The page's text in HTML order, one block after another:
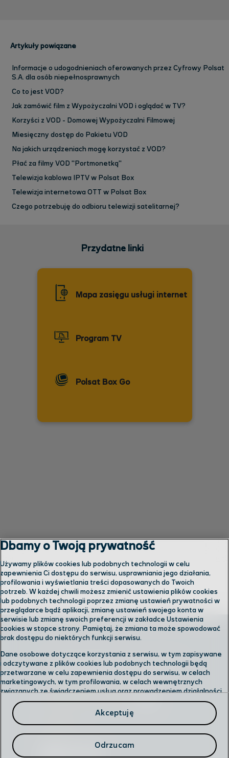
Artykuły powiązane
Informacje o udogodnieniach oferowanych przez Cyfrowy Polsat
S.A. dla osób niepełnosprawnych
Co to jest VOD?
Jak zamówić film z Wypożyczalni VOD i oglądać w TV?
Korzyści z VOD - Domowej Wypożyczalni Filmowej
Miesięczny dostęp do Pakietu VOD
Na jakich urządzeniach mogę korzystać z VOD?
Płać za filmy VOD "Portmonetką"
Telewizja kablowa IPTV w Polsat Box
Telewizja internetowa OTT w Polsat Box
Czego potrzebuję do odbioru telewizji satelitarnej?
Przydatne linki
Mapa zasięgu usługi internet
Program TV
Polsat Box Go
Skontaktuj się z nami
Odwiedź nas w salonie
Infolinia
Dbamy o Twoją prywatność
Używamy plików cookies lub podobnych technologii w celu
zapewnienia Ci dostępu do serwisu, usprawniania jego działania,
profilowania i wyświetlania treści dopasowanych do Twoich
potrzeb. W każdej chwili możesz zmienić ustawienia plików cookies
lub podobnych technologii poprzez zmianę ustawień prywatności w
przeglądarce bądź aplikacji, zmianę ustawień swojego konta w
serwisie lub zmianę swoich preferencji w zakładce Ustawienia
cookies w stopce strony. Pamiętaj, że zmiana ta może spowodować
brak dostępu do niektórych funkcji serwisu.
Dane osobowe dotyczące korzystania z serwisu, w tym zapisywane
i odczytywane z plików cookies lub podobnych technologii będą
przetwarzane w celu zapewnienia dostępu do serwisu, w celach
marketingowych, w tym profilowania, w celach wewnętrznych
związanych ze świadczeniem usług oraz prowadzeniem działalności
gospodarczej, w tym dowodowych, analitycznych i statystycznych,
wykrywania i eliminowania nadużyć oraz w celu wykonywania
obowiązków wynikających z przepisów prawa. Administratorem
Twoich danych jestCyfrowy Polsat S.A.
Przysługuje Ci prawo do dostępu do danych, ich usunięcia,
ograniczenia przetwarzania, przenoszenia, sprzeciwu, sprostowania
Akceptuję
Odrzucam